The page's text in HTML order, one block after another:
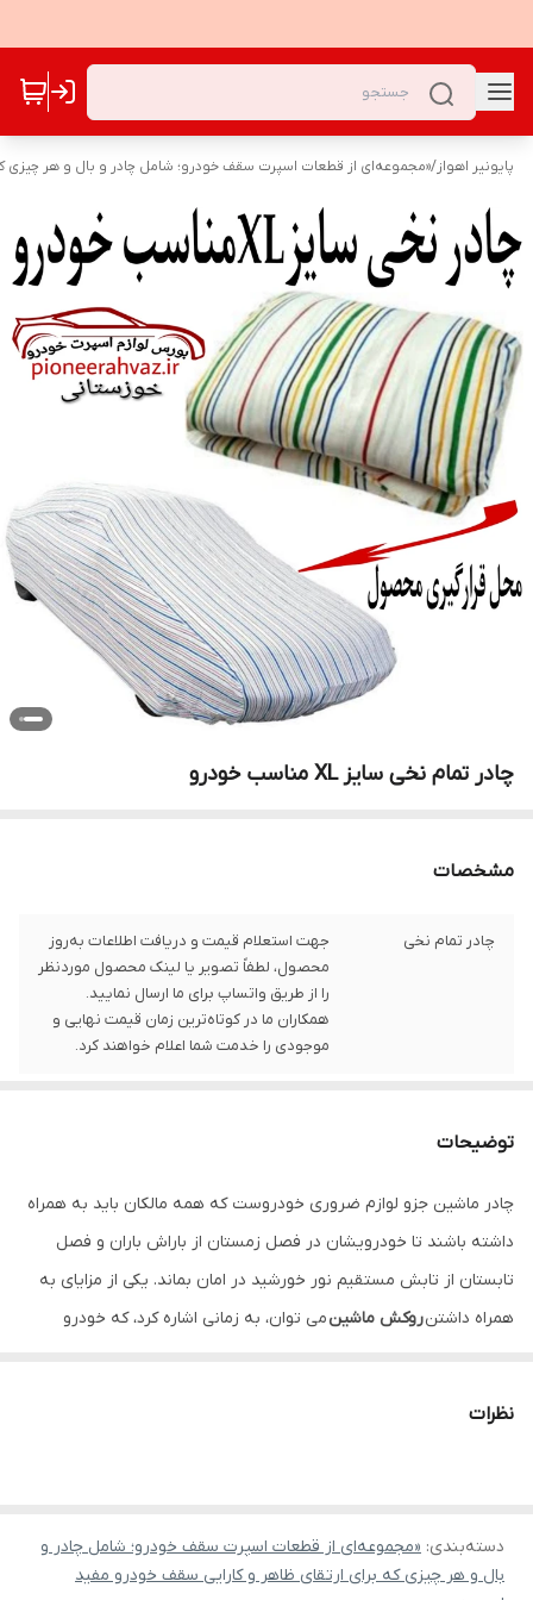
پایونیر اهواز/«مجموعه‌ای از قطعات اسپرت سقف خودرو؛ شامل چادر و بال و هر چیزی
چادر تمام نخی سایز XL مناسب خودرو
مشخصات
چادر تمام نخی
جهت استعلام قیمت و دریافت اطلاعات به‌روز
محصول، لطفاً تصویر یا لینک محصول موردنظر
را از طریق واتساپ برای ما ارسال نمایید.
همکاران ما در کوتاه‌ترین زمان قیمت نهایی و
موجودی را خدمت شما اعلام خواهند کرد.
توضیحات
چادر ماشین جزو لوازم ضروری خودروست که همه مالکان باید به همراه
داشته باشند تا خودرویشان در فصل زمستان از باراش باران و فصل
تابستان از تابش مستقیم نور خورشید در امان بماند. یکی از مزایای به
همراه داشتنروکش ماشینمی توان، به زمانی اشاره کرد، که خودرو
مانند
نظرات
دسته‌بندی: «مجموعه‌ای از قطعات اسپرت سقف خودرو؛ شامل چادر و
بال و هر چیزی که برای ارتقای ظاهر و کارایی سقف خودرو مفید